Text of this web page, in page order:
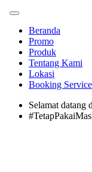
Beranda
Promo
Produk
Tentang Kami
Lokasi
Booking Service
Selamat datang